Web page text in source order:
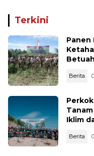
Terkini
Panen
Berita
Iklim
Berita